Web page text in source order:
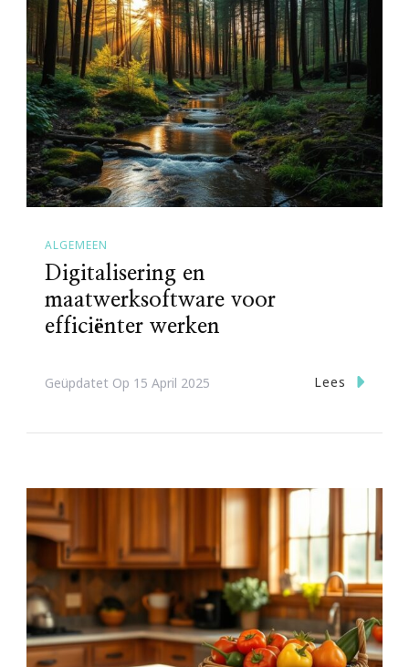
ALGEMEEN
Digitalisering en
maatwerksoftware voor
efficiënter werken
Geüpdatet Op 15 April 2025 Lees